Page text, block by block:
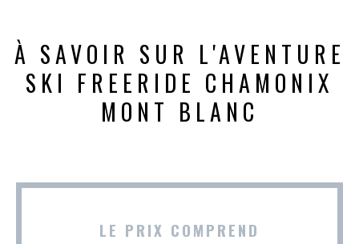
À SAVOIR SUR L'AVENTURE
SKI FREERIDE CHAMONIX
MONT BLANC
LE PRIX COMPREND